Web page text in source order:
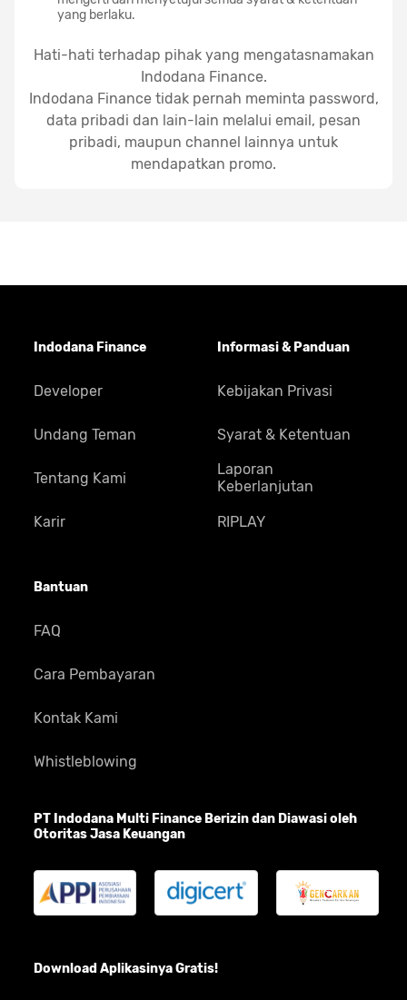
yang berlaku.
Hati-hati terhadap pihak yang mengatasnamakan
Indodana Finance.
Indodana Finance tidak pernah meminta password,
data pribadi dan lain-lain melalui email, pesan
pribadi, maupun channel lainnya untuk
mendapatkan promo.
Indodana Finance
Developer
Undang Teman
Tentang Kami
Karir
Bantuan
FAQ
Cara Pembayaran
Kontak Kami
Whistleblowing
Informasi & Panduan
Kebijakan Privasi
Syarat & Ketentuan
Laporan
Keberlanjutan
RIPLAY
PT Indodana Multi Finance Berizin dan Diawasi oleh
Otoritas Jasa Keuangan
Download Aplikasinya Gratis!